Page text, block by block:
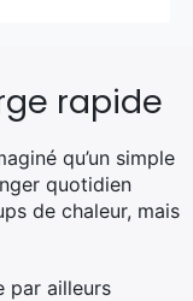
rapide
qu’un simple
quotidien
de chaleur, mais
par ailleurs